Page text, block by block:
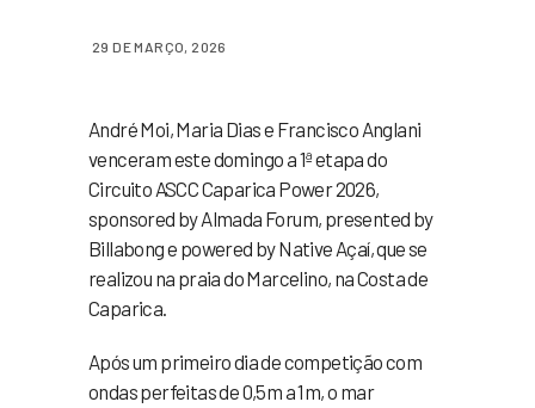
29 DE MARÇO, 2026
André Moi, Maria Dias e Francisco Anglani
venceram este domingo a 1ª etapa do
Circuito ASCC Caparica Power 2026,
sponsored by Almada Forum, presented by
Billabong e powered by Native Açaí, que se
realizou na praia do Marcelino, na Costa de
Caparica.
Após um primeiro dia de competição com
ondas perfeitas de 0,5m a 1m, o mar